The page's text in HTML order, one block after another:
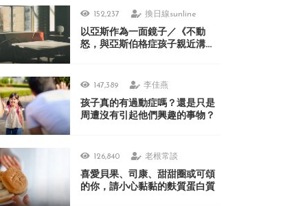
152,237 換日線sunline
以亞斯作為一面鏡子／《不動
怒，與亞斯伯格症孩子親近溝
147,389 李佳燕
孩子真的有過動症嗎？還是只是
周遭沒有引起他們興趣的事物？
126,840 老根常談
喜愛貝果、司康、甜甜圈或可頌
的你，請小心黏黏的麩質蛋白質